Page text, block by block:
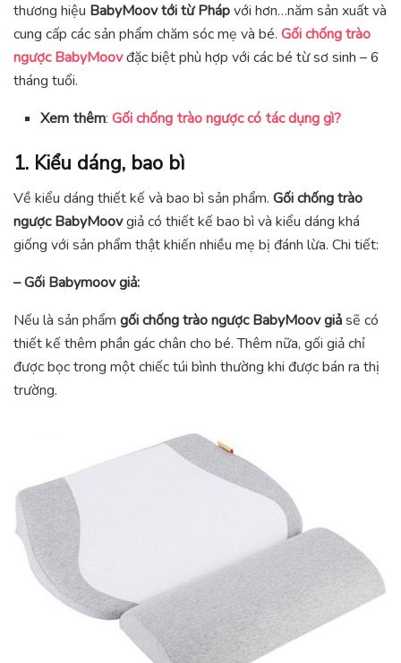
thương hiệu BabyMoov tới từ Phápvới hơn…năm sản xuất và
cung cấp các sản phẩm chăm sóc mẹ và bé. Gối chống trào
ngược BabyMoovđặc biệt phù hợp với các bé từ sơ sinh – 6
tháng tuổi.
Xem thêm: Gối chống trào ngược có tác dụng gì?
1. Kiểu dáng, bao bì
Về kiểu dáng thiết kế và bao bì sản phẩm. Gối chống trào
ngược BabyMoovgiả có thiết kế bao bì và kiểu dáng khá
giống với sản phẩm thật khiến nhiều mẹ bị đánh lừa. Chi tiết:
– Gối Babymoov giả:
Nếu là sản phẩm gối chống trào ngược BabyMoov giảsẽ có
thiết kế thêm phần gác chân cho bé. Thêm nữa, gối giả chỉ
được bọc trong một chiếc túi bình thường khi được bán ra thị
trường.